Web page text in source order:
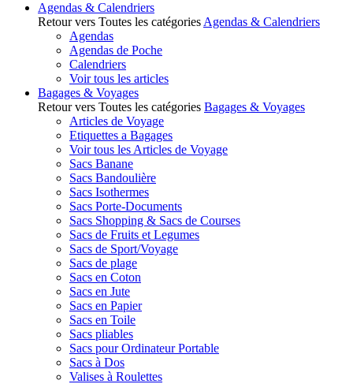
Agendas & Calendriers
Retour vers Toutes les catégories Agendas & Calendriers
Agendas
Agendas de Poche
Calendriers
Voir tous les articles
Bagages & Voyages
Retour vers Toutes les catégories Bagages & Voyages
Articles de Voyage
Etiquettes a Bagages
Voir tous les Articles de Voyage
Sacs Banane
Sacs Bandoulière
Sacs Isothermes
Sacs Porte-Documents
Sacs Shopping & Sacs de Courses
Sacs de Fruits et Legumes
Sacs de Sport/Voyage
Sacs de plage
Sacs en Coton
Sacs en Jute
Sacs en Papier
Sacs en Toile
Sacs pliables
Sacs pour Ordinateur Portable
Sacs à Dos
Valises à Roulettes